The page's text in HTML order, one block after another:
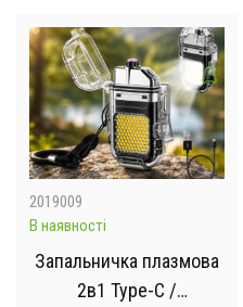
2019009
В наявності
Запальничка плазмова
2в1 Type-C /